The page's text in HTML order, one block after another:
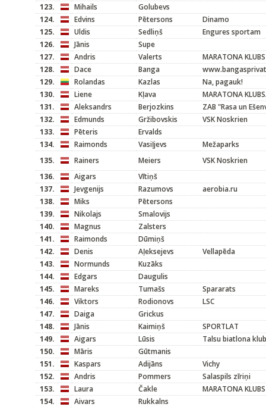
123.
Mihails
Golubevs
124.
Edvins Pētersons
Dinamo
125.
Uldis Sedliņš
Engures sportam
126.
Jānis
Supe
127.
Andris Valerts
MARATONA KLUBS
128.
Dace Banga
129.
Rolandas Kazlas
Na, pagauk!
130.
Liene Kļava
MARATONA
131.
Aleksandrs Berjozkins
ZAB "Rasa un
132.
Edmunds Gržibovskis
VSK Noskrien
133.
Pēteris
Ervalds
134.
Raimonds Vasiļjevs
Mežaparks
135.
Rainers Meiers
VSK Noskrien
136.
Aigars
Vītiņš
137.
Jevgenijs Razumovs
aerobia.ru
138.
Miks
Pētersons
139.
Nikolajs
Smalovijs
140.
Magnus
Zalsters
141.
Raimonds
Dūmiņš
142.
Denis Aļeksejevs
Vellapēda
143.
Normunds
Kuzāks
144.
Edgars
Daugulis
145.
Mareks Tumašs
Spararats
146.
Viktors Rodionovs
LSC
147.
Daiga
Grickus
148.
Jānis Kaimiņš
SPORTLAT
149.
Aigars Lūsis
Talsu biatlona
150.
Māris
Gūtmanis
151.
Kaspars Adijāns
Vichy
152.
Andris Pommers
Salaspils zīriņi
153.
Laura Čakle
MARATONA KLUBS
154.
Aivars Rukkalns